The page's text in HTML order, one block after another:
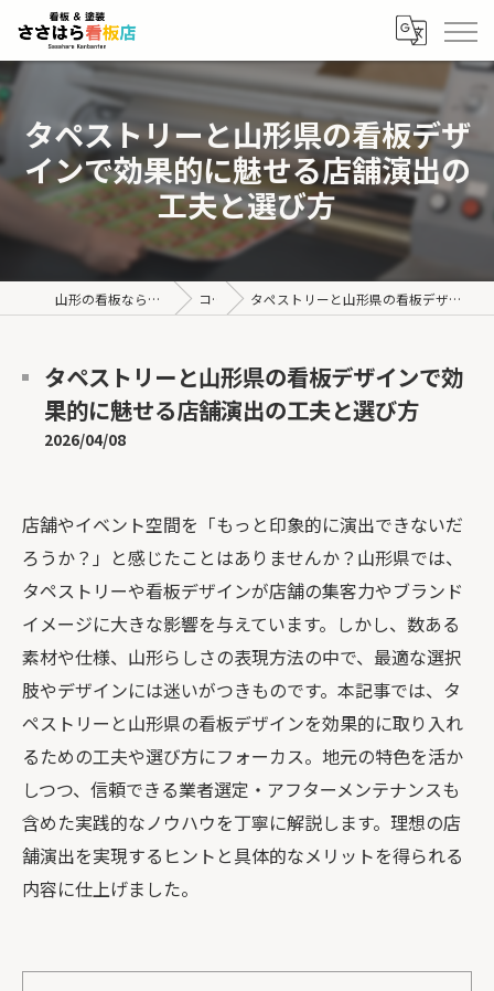
タペストリーと山形県の看板デザ
インで効果的に魅せる店舗演出の
工夫と選び方
山形の看板なら有限会社ささはら看板店 コラム タペストリーと山形県の看板デザインで効果的に魅せる店舗演出の工夫と選び方
タペストリーと山形県の看板デザインで効
果的に魅せる店舗演出の工夫と選び方
2026/04/08
店舗やイベント空間を「もっと印象的に演出できないだ
ろうか？」と感じたことはありませんか？山形県では、
タペストリーや看板デザインが店舗の集客力やブランド
イメージに大きな影響を与えています。しかし、数ある
素材や仕様、山形らしさの表現方法の中で、最適な選択
肢やデザインには迷いがつきものです。本記事では、タ
ペストリーと山形県の看板デザインを効果的に取り入れ
るための工夫や選び方にフォーカス。地元の特色を活か
しつつ、信頼できる業者選定・アフターメンテナンスも
含めた実践的なノウハウを丁寧に解説します。理想の店
舗演出を実現するヒントと具体的なメリットを得られる
内容に仕上げました。